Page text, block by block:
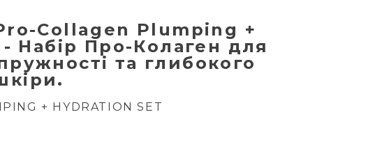
Collagen Plumping +
Набір Про-Колаген для
та глибокого
+ HYDRATION SET